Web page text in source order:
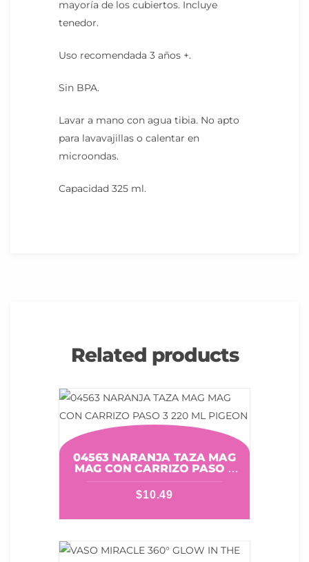
mayoría de los cubiertos. Incluye
tenedor.
Uso recomendada 3 años +.
Sin BPA.
Lavar a mano con agua tibia. No apto
para lavavajillas o calentar en
microondas.
Capacidad 325 ml.
Related products
04563 NARANJA TAZA MAG
MAG CON CARRIZO PASO 3
220 ML PIGEON
$10.49